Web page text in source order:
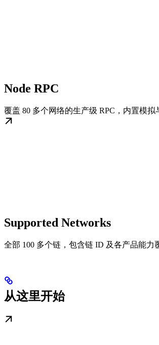
Node RPC
覆盖 80 多个网络的生产级 RPC，内置模拟
Supported Networks
全部 100 多个链，包含链 ID 及各产品能力
从这里开始